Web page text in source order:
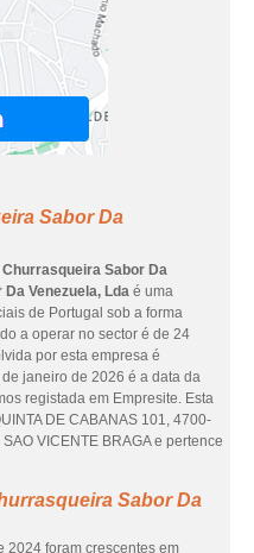
Sabor Da
Churrasqueira Sabor Da
Venezuela, Lda é uma
de Portugal sob a forma
a operar no sector é de 24
por esta empresa é
janeiro de 2026 é a data da
registada em Empresite. Esta
DE CABANAS 101, 4700-
VICENTE BRAGA e pertence
Sabor Da
2024 foram crescentes em